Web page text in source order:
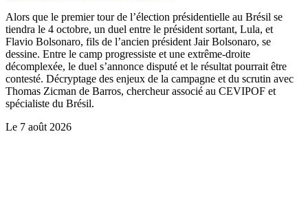
Alors que le premier tour de l’élection présidentielle au Brésil se
tiendra le 4 octobre, un duel entre le président sortant, Lula, et
Flavio Bolsonaro, fils de l’ancien président Jair Bolsonaro, se
dessine. Entre le camp progressiste et une extrême-droite
décomplexée, le duel s’annonce disputé et le résultat pourrait être
contesté. Décryptage des enjeux de la campagne et du scrutin avec
Thomas Zicman de Barros, chercheur associé au CEVIPOF et
spécialiste du Brésil.
Le 7 août 2026